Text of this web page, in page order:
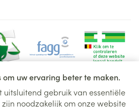
om uw ervaring beter te maken.
gebruik van essentiële
zijn noodzakelijk om onze website